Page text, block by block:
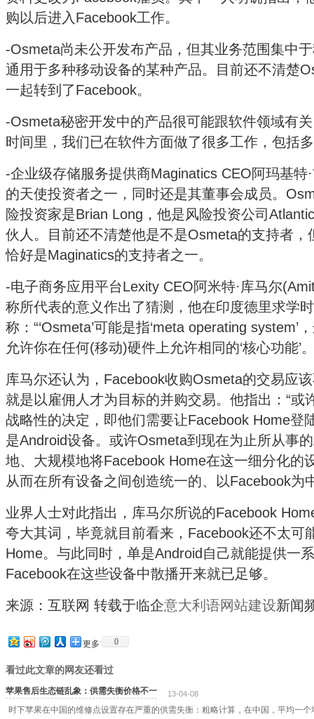
购以后进入Facebook工作。
-Osmeta尚未公开发布产品，但其业务范围集中
通用于多种移动设备的某种产品。目前还不清楚
一起转到了Facebook。
-Osmeta秘密开发中的产品很可能跟软件领域有
时间里，我们已在软件方面做了很多工作，包括
-企业级存储服务提供商Maginatics CEO阿玛基特
的天使投资者之一，同时还是其董事会成员。
险投资家是Brian Long，他是风险投资公司
伙人。目前还不清楚他是不是Osmeta的支持者，
恰好是Maginatics的支持者之一。
-电子商务应用平台Lexity CEO阿米特·库马尔
称所代表的意义作出了猜测，他在印度德里求学
称：“‘Osmeta’可能是指‘meta operating system’
允许你在任何(移动)硬件上允许相同的‘核心功能’
库马尔还认为，Facebook收购Osmeta的交易应
就是以雇佣人才为目标的并购交易。他指出：“或
战略性的决定，即他们需要让Facebook Home登
是Android设备。或许Osmeta到现在为止所从事
地、大规模地将Facebook Home在这一细分化的
从而在所有设备之间创造统一的、以Facebook为
业界人士对此指出，库马尔所说的Facebook
夸大其词，毕竟就目前看来，Facebook还不太可
Home。与此同时，单是Android自己就能提供一
Facebook在这些设备中散播开来就已足够。
来源：互联网 转载于临企意大利语网站建设新闻
更多 0
看过此文章的网友还看过
苹果售后生态链乱象：供需失衡价格不一 13-04-08
时下苹果在中国的维修点设置存在严重的供需失衡：粗略计算，在中国，平均一